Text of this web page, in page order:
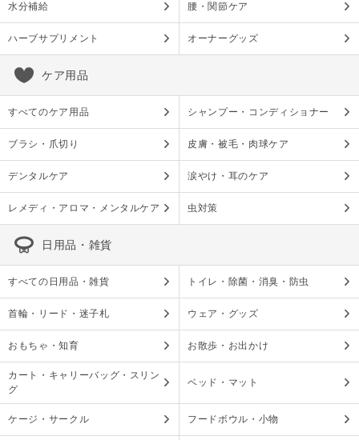
水分補給 腰・関節ケア
ハーブサプリメント オーナーグッズ
ケア用品
すべてのケア用品 シャンプー・コンディショナー
ブラシ・爪切り 皮膚・被毛・肉球ケア
デンタルケア 涙やけ・耳のケア
レメディ・アロマ・メンタルケア 虫対策
日用品・雑貨
すべての日用品・雑貨 トイレ・除菌・消臭・防虫
首輪・リード・迷子札 ウェア・グッズ
おもちゃ・知育 お散歩・お出かけ
カート・キャリーバッグ・スリン
グ
ベッド・マット
ケージ・サークル フードボウル・小物